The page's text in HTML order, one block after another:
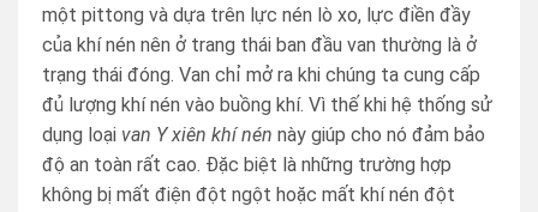
một pittong và dựa trên lực nén lò xo, lực điền đầy
của khí nén nên ở trang thái ban đầu van thường là ở
trạng thái đóng. Van chỉ mở ra khi chúng ta cung cấp
đủ lượng khí nén vào buồng khí. Vì thế khi hệ thống sử
dụng loại van Y xiên khí nén này giúp cho nó đảm bảo
độ an toàn rất cao. Đặc biệt là những trường hợp
không bị mất điện đột ngột hoặc mất khí nén đột